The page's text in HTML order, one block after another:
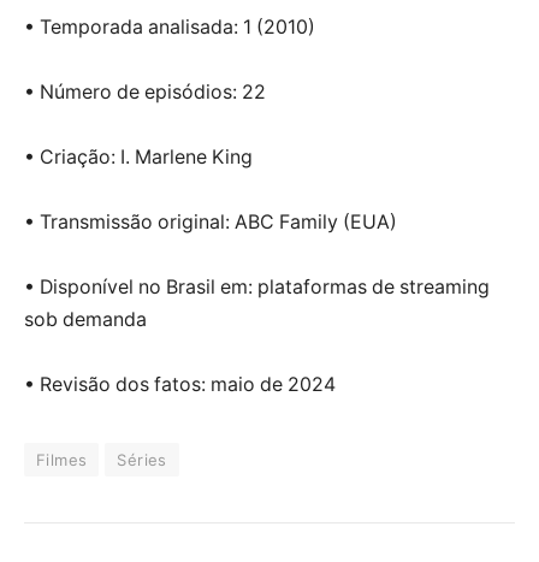
• Temporada analisada: 1 (2010)
• Número de episódios: 22
• Criação: I. Marlene King
• Transmissão original: ABC Family (EUA)
• Disponível no Brasil em: plataformas de streaming
sob demanda
• Revisão dos fatos: maio de 2024
Filmes Séries